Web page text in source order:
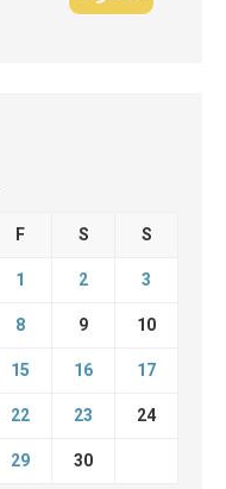
F S S
1 2 3
8 9 10
15 16 17
22 23 24
29 30